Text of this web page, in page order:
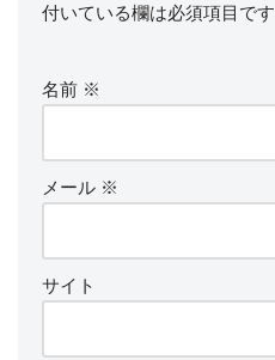
付いている欄は必須項目です
名前 ※
メール ※
サイト